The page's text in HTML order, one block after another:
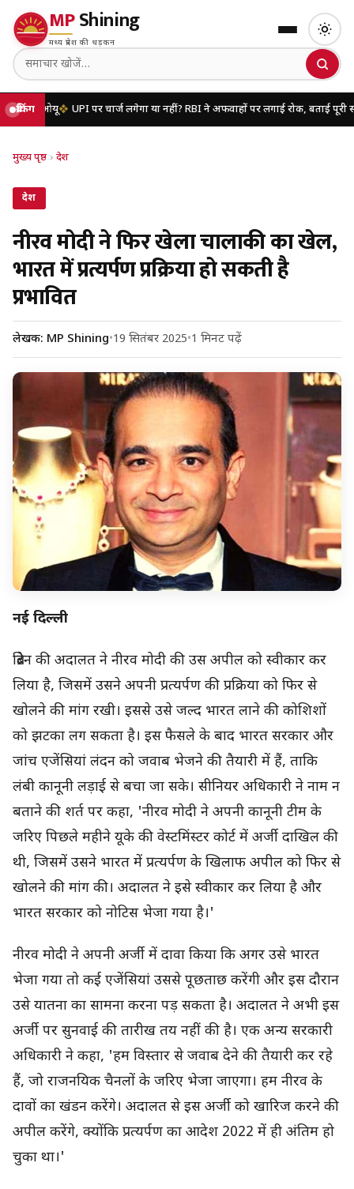
MPShining
मध्य प्रदेश की धड़कन
ब्रेकिंगUPI पर चार्ज लगेगा या नहीं? RBI ने अफवाहों पर लगाई रोक, बताई पूरी सच्चाई
मुख्य पृष्ठ › देश
देश
नीरव मोदी ने फिर खेला चालाकी का खेल,
भारत में प्रत्यर्पण प्रक्रिया हो सकती है
प्रभावित
लेखक: MP Shining•19 सितंबर 2025•1 मिनट पढ़ें
नई दिल्ली
ब्रिटेन की अदालत ने नीरव मोदी की उस अपील को स्वीकार कर
लिया है, जिसमें उसने अपनी प्रत्यर्पण की प्रक्रिया को फिर से
खोलने की मांग रखी। इससे उसे जल्द भारत लाने की कोशिशों
को झटका लग सकता है। इस फैसले के बाद भारत सरकार और
जांच एजेंसियां लंदन को जवाब भेजने की तैयारी में हैं, ताकि
लंबी कानूनी लड़ाई से बचा जा सके। सीनियर अधिकारी ने नाम न
बताने की शर्त पर कहा, 'नीरव मोदी ने अपनी कानूनी टीम के
जरिए पिछले महीने यूके की वेस्टमिंस्टर कोर्ट में अर्जी दाखिल की
थी, जिसमें उसने भारत में प्रत्यर्पण के खिलाफ अपील को फिर से
खोलने की मांग की। अदालत ने इसे स्वीकार कर लिया है और
भारत सरकार को नोटिस भेजा गया है।'
नीरव मोदी ने अपनी अर्जी में दावा किया कि अगर उसे भारत
भेजा गया तो कई एजेंसियां उससे पूछताछ करेंगी और इस दौरान
उसे यातना का सामना करना पड़ सकता है। अदालत ने अभी इस
अर्जी पर सुनवाई की तारीख तय नहीं की है। एक अन्य सरकारी
अधिकारी ने कहा, 'हम विस्तार से जवाब देने की तैयारी कर रहे
हैं, जो राजनयिक चैनलों के जरिए भेजा जाएगा। हम नीरव के
दावों का खंडन करेंगे। अदालत से इस अर्जी को खारिज करने की
अपील करेंगे, क्योंकि प्रत्यर्पण का आदेश 2022 में ही अंतिम हो
चुका था।'